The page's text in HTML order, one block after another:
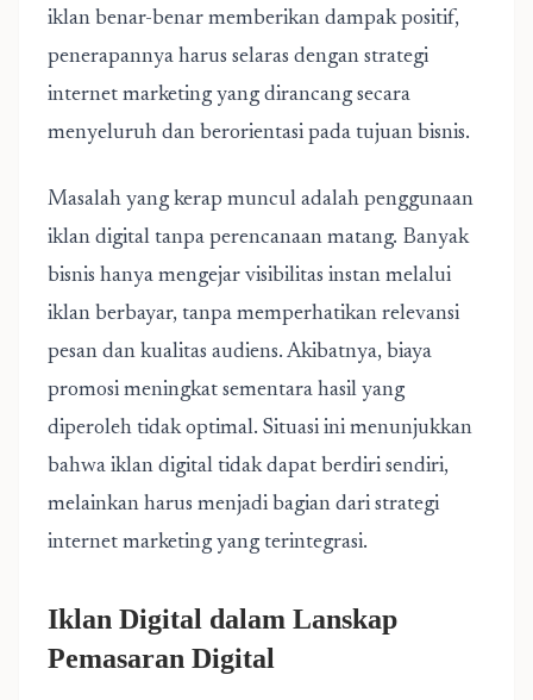
iklan benar-benar memberikan dampak positif,
penerapannya harus selaras dengan strategi
internet marketing yang dirancang secara
menyeluruh dan berorientasi pada tujuan bisnis.
Masalah yang kerap muncul adalah penggunaan
iklan digital tanpa perencanaan matang. Banyak
bisnis hanya mengejar visibilitas instan melalui
iklan berbayar, tanpa memperhatikan relevansi
pesan dan kualitas audiens. Akibatnya, biaya
promosi meningkat sementara hasil yang
diperoleh tidak optimal. Situasi ini menunjukkan
bahwa iklan digital tidak dapat berdiri sendiri,
melainkan harus menjadi bagian dari strategi
internet marketing yang terintegrasi.
Iklan Digital dalam Lanskap
Pemasaran Digital